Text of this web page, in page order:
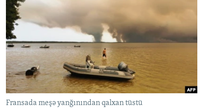
Fransada meşə yanğınından qalxan tüstü